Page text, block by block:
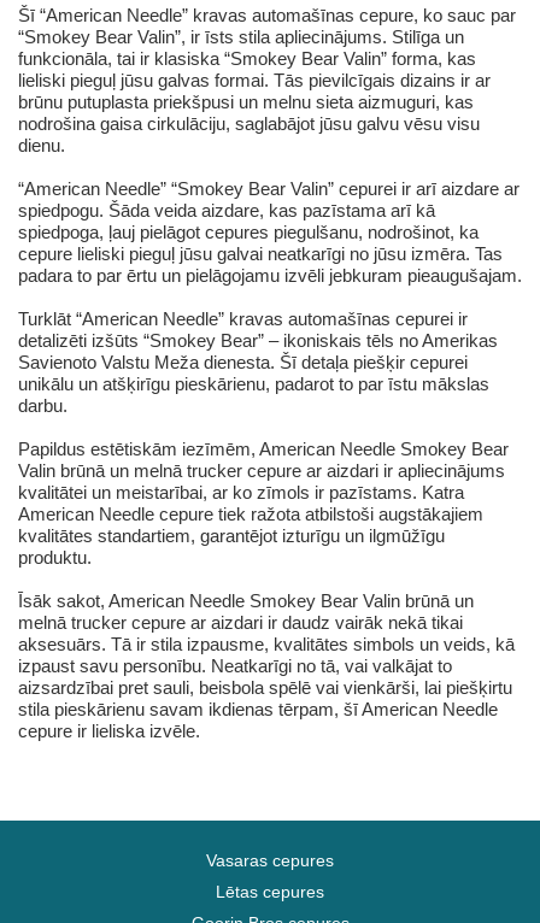
Šī “American Needle” kravas automašīnas cepure, ko sauc par
“Smokey Bear Valin”, ir īsts stila apliecinājums. Stilīga un
funkcionāla, tai ir klasiska “Smokey Bear Valin” forma, kas
lieliski pieguļ jūsu galvas formai. Tās pievilcīgais dizains ir ar
brūnu putuplasta priekšpusi un melnu sieta aizmuguri, kas
nodrošina gaisa cirkulāciju, saglabājot jūsu galvu vēsu visu
dienu.
“American Needle” “Smokey Bear Valin” cepurei ir arī aizdare ar
spiedpogu. Šāda veida aizdare, kas pazīstama arī kā
spiedpoga, ļauj pielāgot cepures piegulšanu, nodrošinot, ka
cepure lieliski pieguļ jūsu galvai neatkarīgi no jūsu izmēra. Tas
padara to par ērtu un pielāgojamu izvēli jebkuram pieaugušajam.
Turklāt “American Needle” kravas automašīnas cepurei ir
detalizēti izšūts “Smokey Bear” – ikoniskais tēls no Amerikas
Savienoto Valstu Meža dienesta. Šī detaļa piešķir cepurei
unikālu un atšķirīgu pieskārienu, padarot to par īstu mākslas
darbu.
Papildus estētiskām iezīmēm, American Needle Smokey Bear
Valin brūnā un melnā trucker cepure ar aizdari ir apliecinājums
kvalitātei un meistarībai, ar ko zīmols ir pazīstams. Katra
American Needle cepure tiek ražota atbilstoši augstākajiem
kvalitātes standartiem, garantējot izturīgu un ilgmūžīgu
produktu.
Īsāk sakot, American Needle Smokey Bear Valin brūnā un
melnā trucker cepure ar aizdari ir daudz vairāk nekā tikai
aksesuārs. Tā ir stila izpausme, kvalitātes simbols un veids, kā
izpaust savu personību. Neatkarīgi no tā, vai valkājat to
aizsardzībai pret sauli, beisbola spēlē vai vienkārši, lai piešķirtu
stila pieskārienu savam ikdienas tērpam, šī American Needle
cepure ir lieliska izvēle.
Vasaras cepures
Lētas cepures